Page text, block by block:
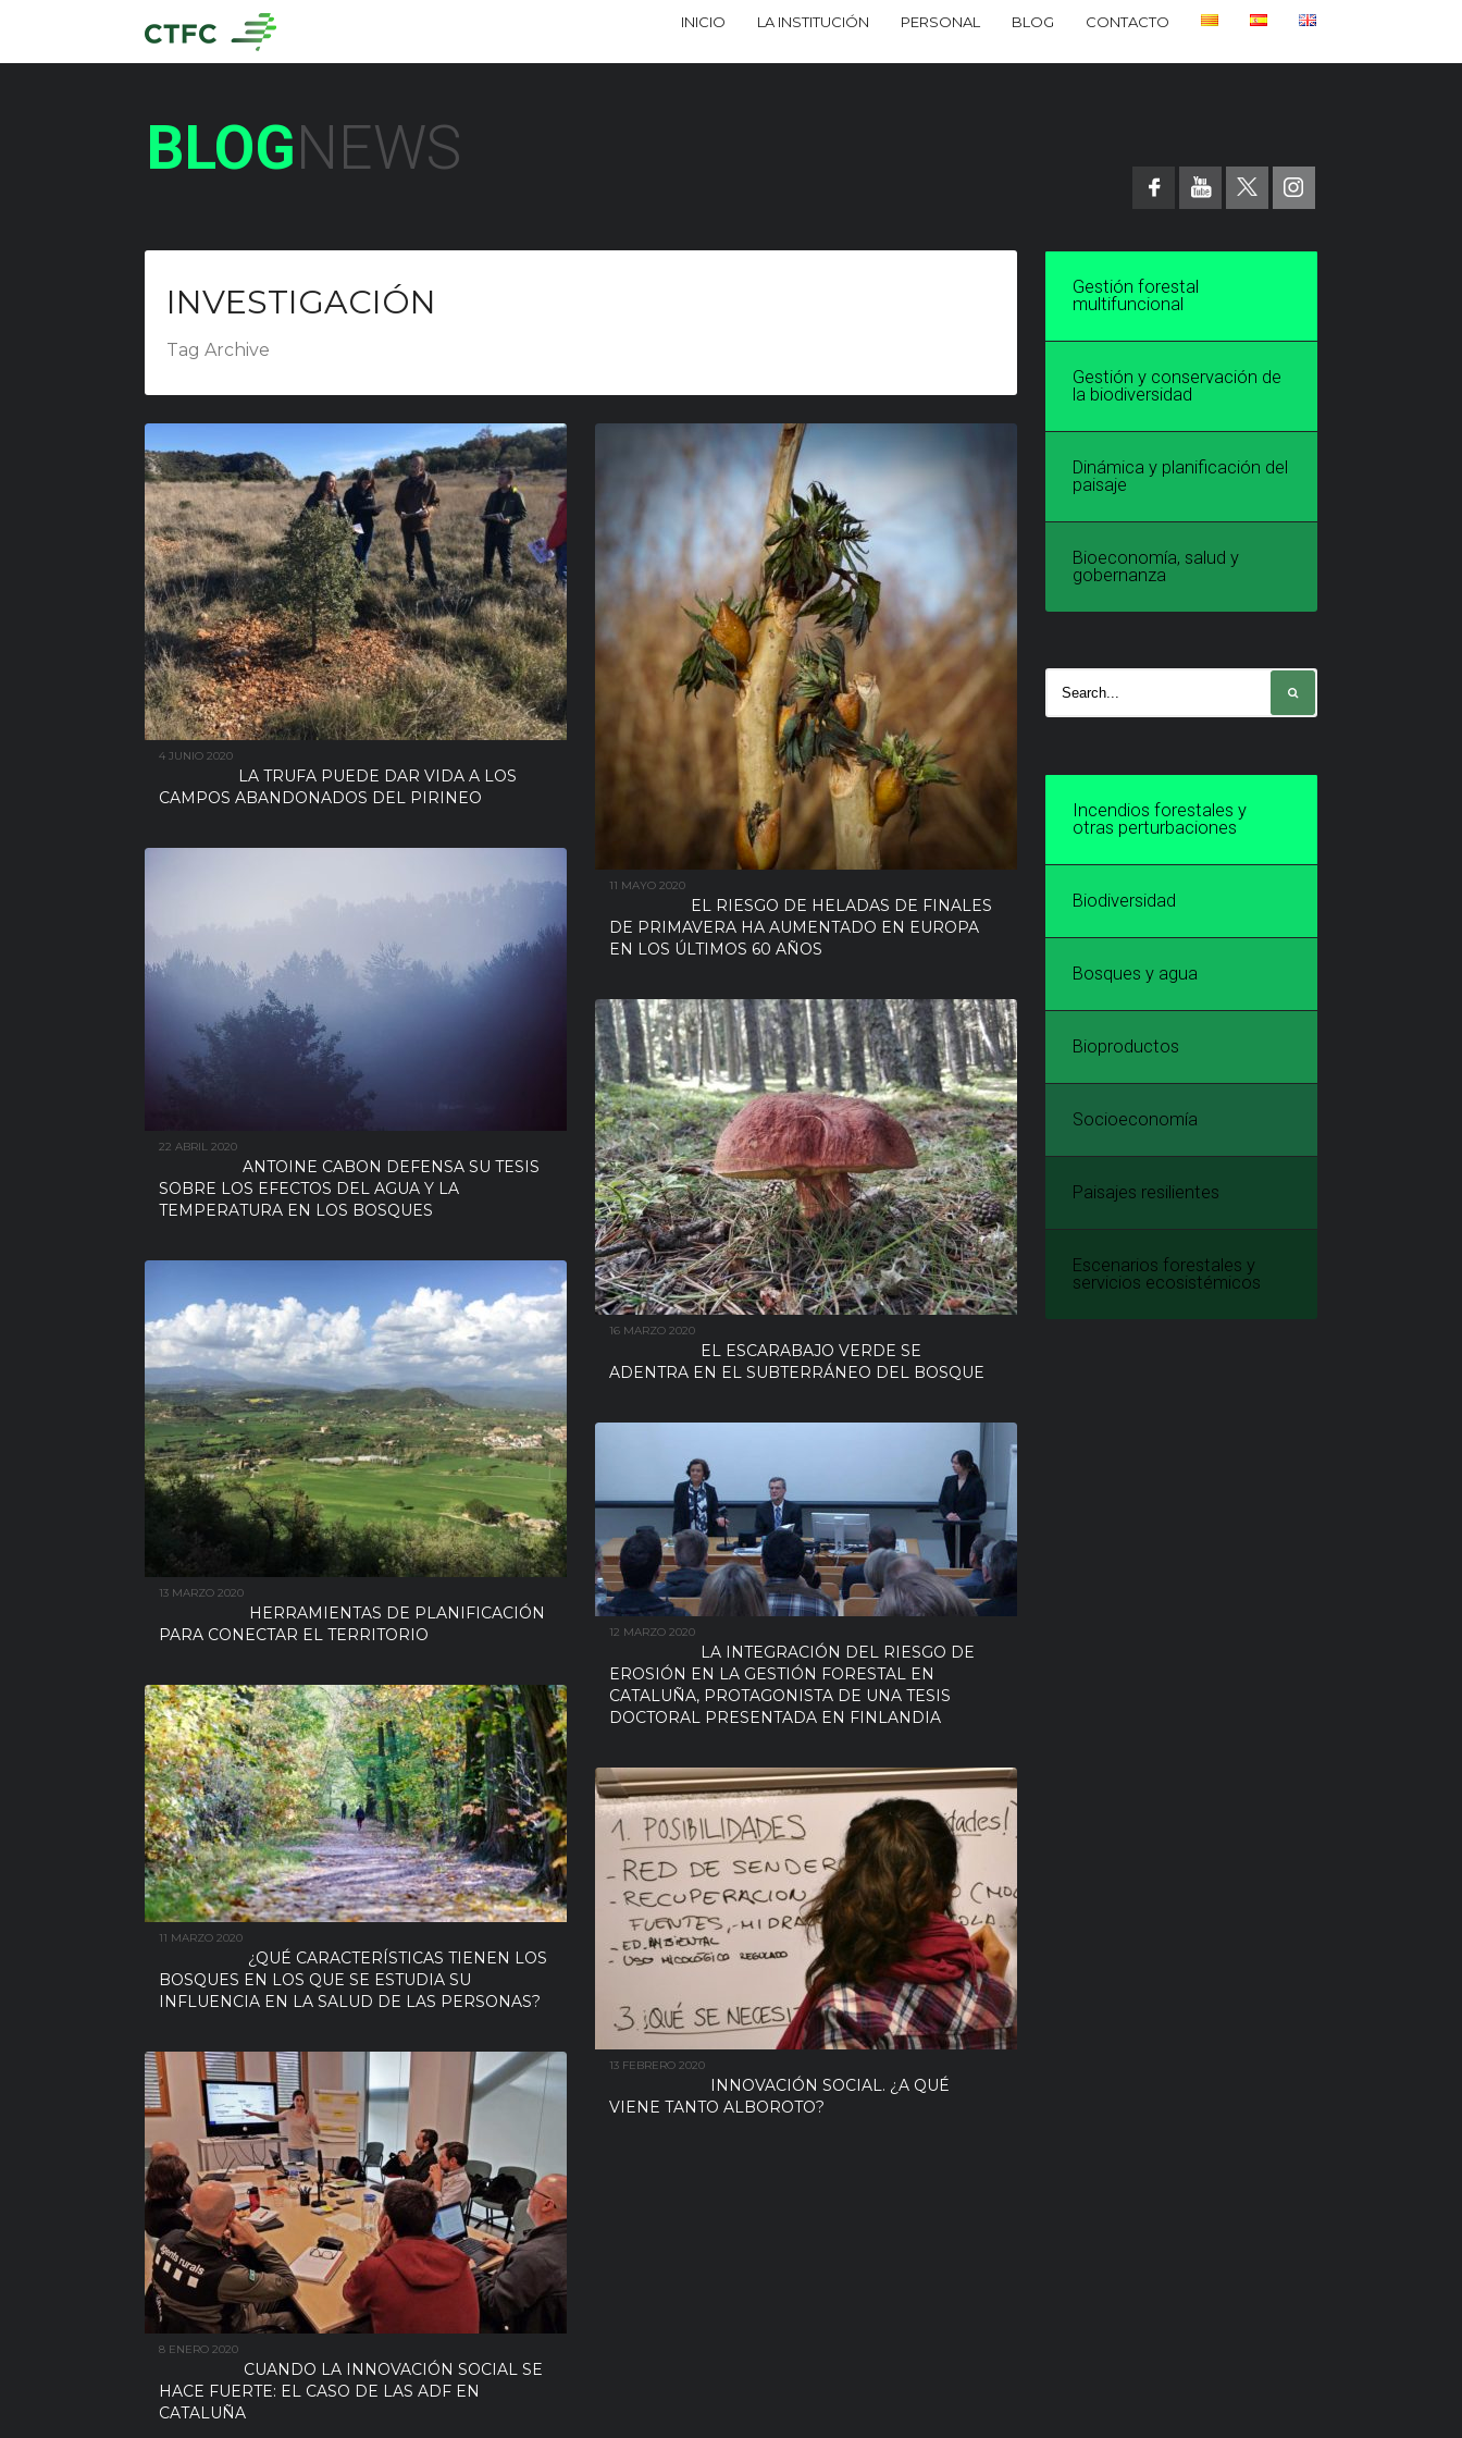
INICIO LA INSTITUCIÓN PERSONAL BLOG CONTACTO
BLOGNEWS
INVESTIGACIÓN
Tag Archive
4 JUNIO 2020
LA TRUFA PUEDE DAR VIDA A LOS
CAMPOS ABANDONADOS DEL PIRINEO
11 MAYO 2020
EL RIESGO DE HELADAS DE FINALES
DE PRIMAVERA HA AUMENTADO EN EUROPA
EN LOS ÚLTIMOS 60 AÑOS
22 ABRIL 2020
ANTOINE CABON DEFENSA SU TESIS
SOBRE LOS EFECTOS DEL AGUA Y LA
TEMPERATURA EN LOS BOSQUES
16 MARZO 2020
EL ESCARABAJO VERDE SE
ADENTRA EN EL SUBTERRÁNEO DEL BOSQUE
13 MARZO 2020
HERRAMIENTAS DE PLANIFICACIÓN
PARA CONECTAR EL TERRITORIO
12 MARZO 2020
LA INTEGRACIÓN DEL RIESGO DE
EROSIÓN EN LA GESTIÓN FORESTAL EN
CATALUÑA, PROTAGONISTA DE UNA TESIS
DOCTORAL PRESENTADA EN FINLANDIA
11 MARZO 2020
¿QUÉ CARACTERÍSTICAS TIENEN LOS
BOSQUES EN LOS QUE SE ESTUDIA SU
INFLUENCIA EN LA SALUD DE LAS PERSONAS?
13 FEBRERO 2020
INNOVACIÓN SOCIAL. ¿A QUÉ
VIENE TANTO ALBOROTO?
8 ENERO 2020
CUANDO LA INNOVACIÓN SOCIAL SE
HACE FUERTE: EL CASO DE LAS ADF EN
CATALUÑA
Gestión forestal
multifuncional
Gestión y conservación de
la biodiversidad
Dinámica y planificación del
paisaje
Bioeconomía, salud y
gobernanza
Incendios forestales y
otras perturbaciones
Biodiversidad
Bosques y agua
Bioproductos
Socioeconomía
Paisajes resilientes
Escenarios forestales y
servicios ecosistémicos